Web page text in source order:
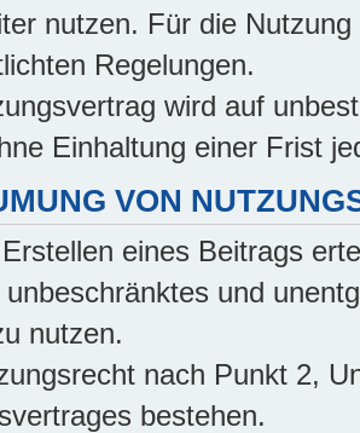
nutzen. Für die
Regelungen.
wird auf
Einhaltung einer Frist
VON
eines Beitrags
unbeschränktes und
nutzen.
nach Punkt 2,
bestehen.